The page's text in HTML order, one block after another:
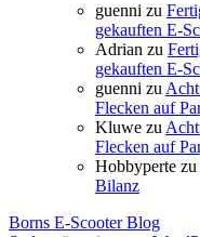
guenni zu
gekauften E-
Adrian zu
gekauften E-
guenni zu
Flecken auf
Kluwe zu
Flecken auf
Hobbyperte zu
Bilanz
Borns E-Scooter Blog